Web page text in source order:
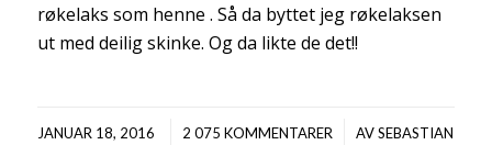
røkelaks som henne . Så da byttet jeg røkelaksen
ut med deilig skinke. Og da likte de det!!
JANUAR 18, 2016
/ 2 075 KOMMENTARER
/ AVSEBASTIAN